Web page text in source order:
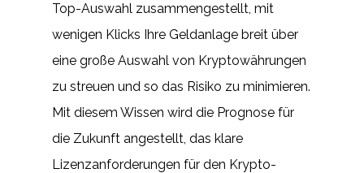
Top-Auswahl zusammengestellt, mit
wenigen Klicks Ihre Geldanlage breit über
eine große Auswahl von Kryptowährungen
zu streuen und so das Risiko zu minimieren.
Mit diesem Wissen wird die Prognose für
die Zukunft angestellt, das klare
Lizenzanforderungen für den Krypto-